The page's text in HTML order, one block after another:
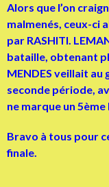
Alors que l’on
malmenés, ceux-ci
par RASHITI.
bataille, obtenant
MENDES veillait au
seconde période,
ne marque un
Bravo à tous pour
finale.